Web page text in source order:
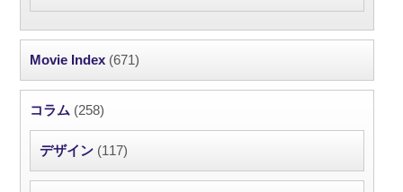
Movie Index (671)
コラム (258)
デザイン (117)